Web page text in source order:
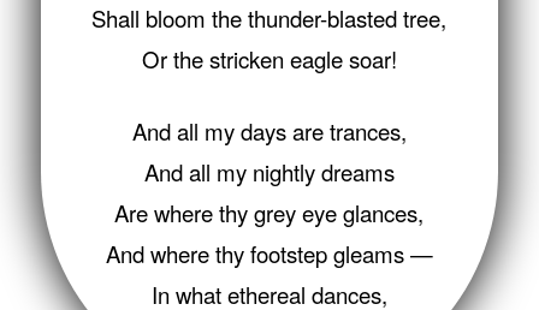
Shall bloom the thunder-blasted tree,
Or the stricken eagle soar!
And all my days are trances,
And all my nightly dreams
Are where thy grey eye glances,
And where thy footstep gleams —
In what ethereal dances,